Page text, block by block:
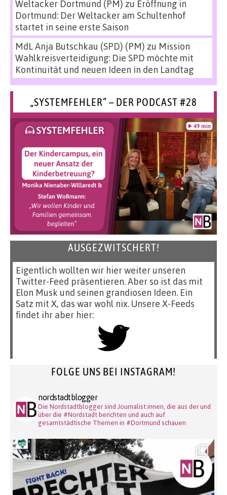
Weltacker Dortmund (PM) zu Eröffnung in
Dortmund: Der Weltacker am Schultenhof
startet in seine erste Saison
MdL Anja Butschkau (SPD) (PM) zu Mission
Wahlkreisverteidigung: Die SPD möchte mit
Kontinuität und neuen Ideen in den Landtag
„SYSTEMFEHLER“ – DER PODCAST #28
AUSGEZWITSCHERT!
Eigentlich wollten wir hier weiter unseren
Twitter-Feed präsentieren. Aber so ist das mit
Elon Musk und seinen grandiosen Ideen. Ein
Satz mit X, das war wohl nix. Unsere X-Feeds
findet ihr aber hier:
FOLGE UNS BEI INSTAGRAM!
nordstadtblogger
Die Nordstadtblogger sind Journalist:innen, die aus der und
über die #Nordstadt berichten und auch auf
gesamtstädtische Themen in #Dortmund schauen